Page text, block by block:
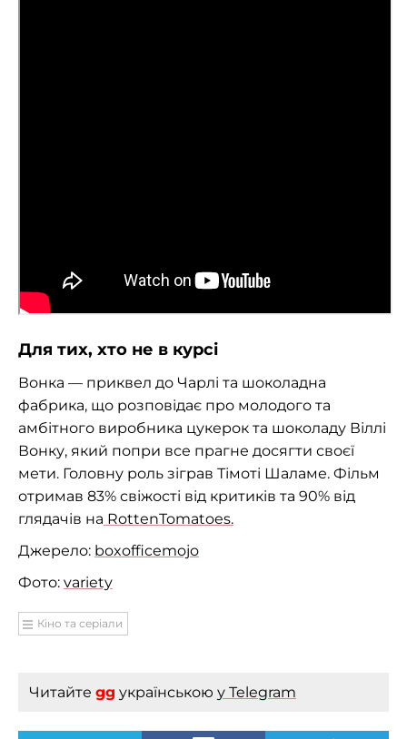
Для тих, хто не в курсі
Вонка — приквел до Чарлі та шоколадна
фабрика, що розповідає про молодого та
амбітного виробника цукерок та шоколаду Віллі
Вонку, який попри все прагне досягти своєї
мети. Головну роль зіграв Тімоті Шаламе. Фільм
отримав 83% свіжості від критиків та 90% від
глядачів на RottenTomatoes.
Джерело: boxofficemojo
Фото: variety
Кіно та серіали
Читайте gg українською у Telegram